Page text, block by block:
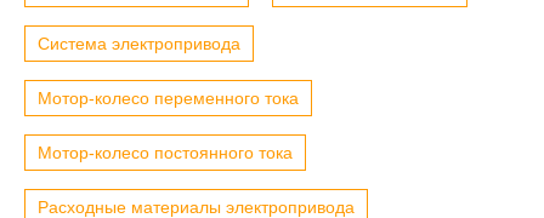
Система электропривода
Мотор-колесо переменного тока
Мотор-колесо постоянного тока
Расходные материалы электропривода